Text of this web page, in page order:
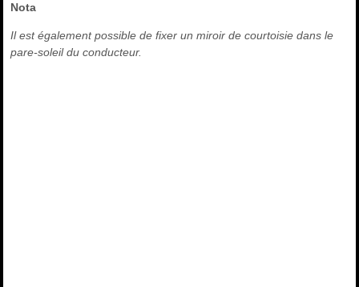
Nota
Il est également possible de fixer un miroir de courtoisie dans le
pare-soleil du conducteur.